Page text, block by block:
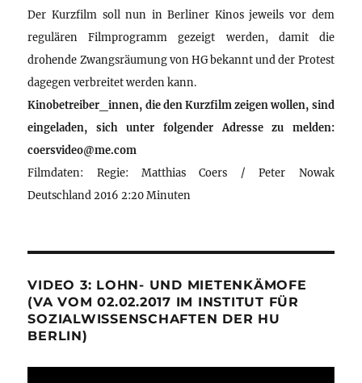
Der Kurzfilm soll nun in Berliner Kinos jeweils vor dem
regulären Filmprogramm gezeigt werden, damit die
drohende Zwangsräumung von HG bekannt und der Protest
dagegen verbreitet werden kann.
Kinobetreiber_innen, die den Kurzfilm zeigen wollen, sind
eingeladen, sich unter folgender Adresse zu melden:
coersvideo@me.com
Filmdaten: Regie: Matthias Coers / Peter Nowak
Deutschland 2016 2:20 Minuten
VIDEO 3: LOHN- UND MIETENKÄMOFE
(VA VOM 02.02.2017 IM INSTITUT FÜR
SOZIALWISSENSCHAFTEN DER HU
BERLIN)